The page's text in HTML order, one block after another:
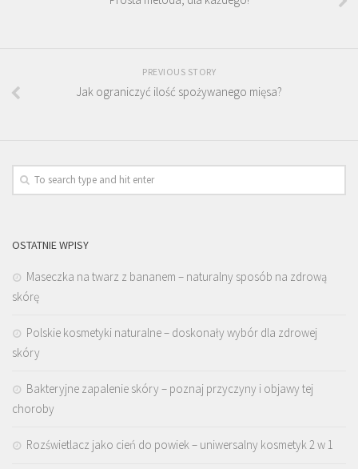
PREVIOUS STORY
Jak ograniczyć ilość spożywanego mięsa?
OSTATNIE WPISY
Maseczka na twarz z bananem – naturalny sposób na zdrową
skórę
Polskie kosmetyki naturalne – doskonały wybór dla zdrowej
skóry
Bakteryjne zapalenie skóry – poznaj przyczyny i objawy tej
choroby
Rozświetlacz jako cień do powiek – uniwersalny kosmetyk 2 w 1